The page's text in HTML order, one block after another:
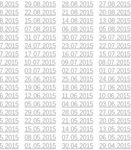
29.08.2015 28.08.2015 27.08.2015
22.08.2015 21.08.2015 20.08.2015
15.08.2015 14.08.2015 13.08.2015
07.08.2015 06.08.2015 05.08.2015
31.07.2015 30.07.2015 29.07.2015
24.07.2015 23.07.2015 22.07.2015
17.07.2015 16.07.2015 15.07.2015
10.07.2015 09.07.2015 08.07.2015
03.07.2015 02.07.2015 01.07.2015
26.06.2015 25.06.2015 24.06.2015
19.06.2015 18.06.2015 17.06.2015
12.06.2015 11.06.2015 10.06.2015
05.06.2015 04.06.2015 03.06.2015
29.05.2015 28.05.2015 27.05.2015
22.05.2015 21.05.2015 20.05.2015
15.05.2015 14.05.2015 13.05.2015
08.05.2015 07.05.2015 06.05.2015
01.05.2015 30.04.2015 29.04.2015